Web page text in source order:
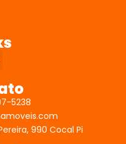
5238
990 Cocal Pi